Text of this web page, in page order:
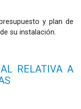
y plan de
su instalación.
RELATIVA A